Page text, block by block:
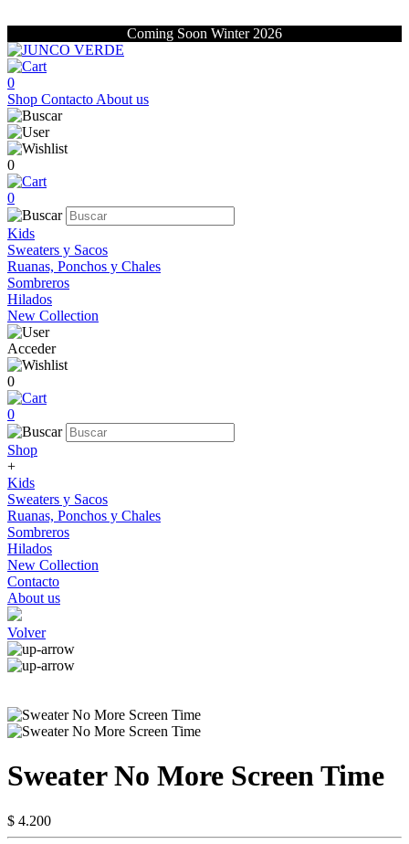
Coming Soon Winter 2026
0
Shop Contacto About us
0
0
Kids
Sweaters y Sacos
Ruanas, Ponchos y Chales
Sombreros
Hilados
New Collection
Acceder
0
0
Shop
+
Kids
Sweaters y Sacos
Ruanas, Ponchos y Chales
Sombreros
Hilados
New Collection
Contacto
About us
Volver
Sweater No More Screen Time
$ 4.200